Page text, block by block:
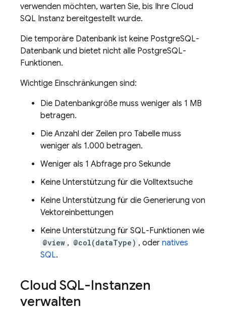
verwenden möchten, warten Sie, bis Ihre Cloud
SQL Instanz bereitgestellt wurde.
Die temporäre Datenbank ist keine PostgreSQL-
Datenbank und bietet nicht alle PostgreSQL-
Funktionen.
Wichtige Einschränkungen sind:
Die Datenbankgröße muss weniger als 1 MB
betragen.
Die Anzahl der Zeilen pro Tabelle muss
weniger als 1.000 betragen.
Weniger als 1 Abfrage pro Sekunde
Keine Unterstützung für die Volltextsuche
Keine Unterstützung für die Generierung von
Vektoreinbettungen
Keine Unterstützung für SQL-Funktionen wie
@view , @col(dataType) , oder natives
SQL.
Cloud SQL-Instanzen
verwalten